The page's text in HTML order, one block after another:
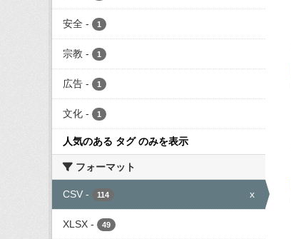
安全 - 1
宗教 - 1
広告 - 1
文化 - 1
人気のある タグ のみを表示
フォーマット
CSV - 114 x
XLSX - 49